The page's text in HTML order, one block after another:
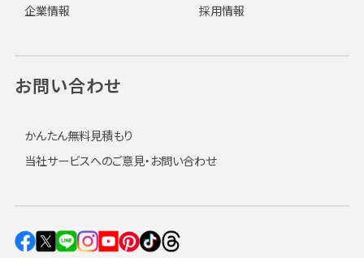
企業情報 採用情報
お問い合わせ
かんたん無料見積もり
当社サービスへのご意見・お問い合わせ